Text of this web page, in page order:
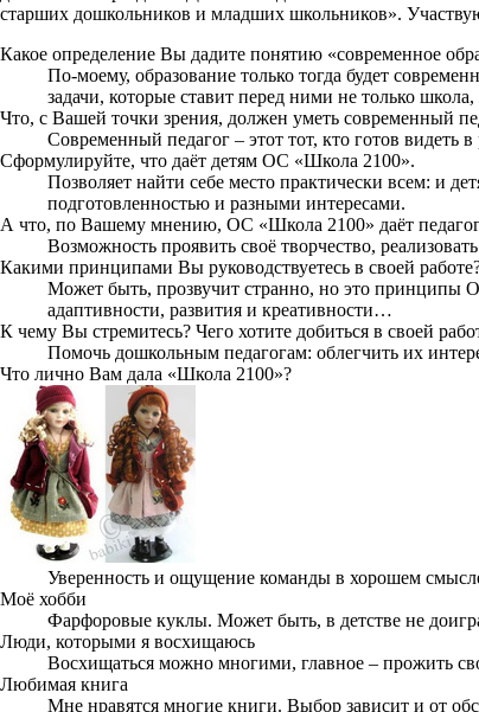
старших дошкольников и младших школьников».
Какое определение Вы дадите понятию «современное
По-моему, образование только тогда будет
задачи, которые ставит перед ними не только
Что, с Вашей точки зрения, должен уметь современный
Современный педагог – этот тот, кто готов видеть
Сформулируйте, что даёт детям ОС «Школа 2100».
Позволяет найти себе место практически всем: и
подготовленностью и разными интересами.
А что, по Вашему мнению, ОС «Школа 2100» даёт
Возможность проявить своё творчество,
Какими принципами Вы руководствуетесь в своей
Может быть, прозвучит странно, но это принципы
адаптивности, развития и креативности…
К чему Вы стремитесь? Чего хотите добиться в своей
Помочь дошкольным педагогам: облегчить их
Что лично Вам дала «Школа 2100»?
Уверенность и ощущение команды в хорошем
Моё хобби
Фарфоровые куклы. Может быть, в детстве не
Люди, которыми я восхищаюсь
Восхищаться можно многими, главное – прожить
Любимая книга
Мне нравятся многие книги. Выбор зависит и от